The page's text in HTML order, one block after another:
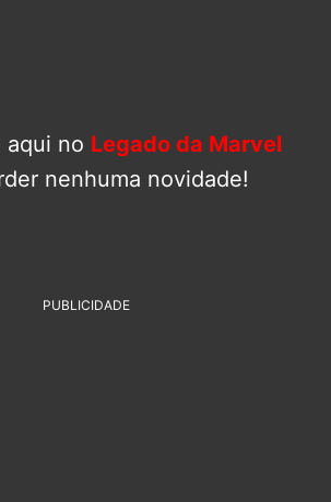
aqui no Legado da Marvel
nenhuma novidade!
PUBLICIDADE